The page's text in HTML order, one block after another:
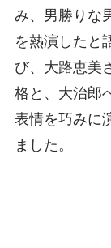
み、男勝りな
を熱演したと
び、大路恵美
格と、大治郎
表情を巧みに
ました。